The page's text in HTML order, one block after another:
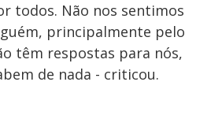
todos. Não nos sentimos
principalmente pelo
têm respostas para nós,
de nada - criticou.